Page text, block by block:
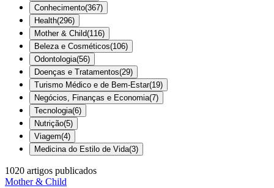
Conhecimento(367)
Health(296)
Mother & Child(116)
Beleza e Cosméticos(106)
Odontologia(56)
Doenças e Tratamentos(29)
Turismo Médico e de Bem-Estar(19)
Negócios, Finanças e Economia(7)
Tecnologia(6)
Nutrição(5)
Viagem(4)
Medicina do Estilo de Vida(3)
1020 artigos publicados
Mother & Child